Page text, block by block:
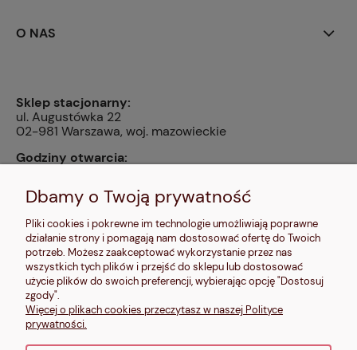
O NAS
Sklep stacjonarny:
ul. Augustówka 22
02-981 Warszawa, woj. mazowieckie
Godziny otwarcia:
13:00, nd: nieczynne
604 680 566,
kontakt@makalele.pl;makalele@poczta.fm
Adres rejestrowy:
ul. Bartycka 63A/32
00-716 Warszawa
NIP: 6621635689
Dbamy o Twoją prywatność
Pliki cookies i pokrewne im technologie umożliwiają poprawne
działanie strony i pomagają nam dostosować ofertę do Twoich
potrzeb. Możesz zaakceptować wykorzystanie przez nas
wszystkich tych plików i przejść do sklepu lub dostosować
użycie plików do swoich preferencji, wybierając opcję "Dostosuj
zgody".
Więcej o plikach cookies przeczytasz w naszej Polityce
prywatności.